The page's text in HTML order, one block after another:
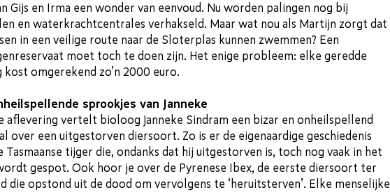
Gijs en Irma een wonder van eenvoud. Nu worden palingen nog bij
en waterkrachtcentrales verhakseld. Maar wat nou als Martijn zorgt dat
in een veilige route naar de Sloterplas kunnen zwemmen? Een
moet toch te doen zijn. Het enige probleem: elke geredde
kost omgerekend zo’n 2000 euro.
sprookjes van Janneke
aflevering vertelt bioloog Janneke Sindram een bizar en onheilspellend
over een uitgestorven diersoort. Zo is er de eigenaardige geschiedenis
Tasmaanse tijger die, ondanks dat hij uitgestorven is, toch nog vaak in het
gespot. Ook hoor je over de Pyrenese Ibex, de eerste diersoort ter
die opstond uit de dood om vervolgens te ‘heruitsterven’. Elke menselijke